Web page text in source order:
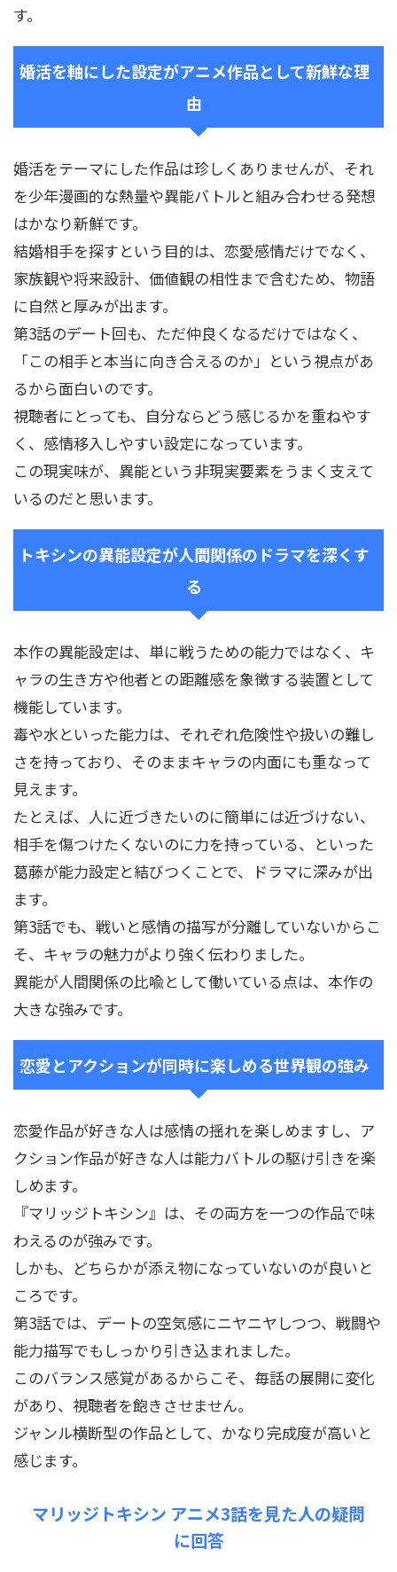
す。
婚活を軸にした設定がアニメ作品として新鮮な理
由
婚活をテーマにした作品は珍しくありませんが、それ
を少年漫画的な熱量や異能バトルと組み合わせる発想
はかなり新鮮です。
結婚相手を探すという目的は、恋愛感情だけでなく、
家族観や将来設計、価値観の相性まで含むため、物語
に自然と厚みが出ます。
第3話のデート回も、ただ仲良くなるだけではなく、
「この相手と本当に向き合えるのか」という視点があ
るから面白いのです。
視聴者にとっても、自分ならどう感じるかを重ねやす
く、感情移入しやすい設定になっています。
この現実味が、異能という非現実要素をうまく支えて
いるのだと思います。
トキシンの異能設定が人間関係のドラマを深くす
る
本作の異能設定は、単に戦うための能力ではなく、キ
ャラの生き方や他者との距離感を象徴する装置として
機能しています。
毒や水といった能力は、それぞれ危険性や扱いの難し
さを持っており、そのままキャラの内面にも重なって
見えます。
たとえば、人に近づきたいのに簡単には近づけない、
相手を傷つけたくないのに力を持っている、といった
葛藤が能力設定と結びつくことで、ドラマに深みが出
ます。
第3話でも、戦いと感情の描写が分離していないからこ
そ、キャラの魅力がより強く伝わりました。
異能が人間関係の比喩として働いている点は、本作の
大きな強みです。
恋愛とアクションが同時に楽しめる世界観の強み
恋愛作品が好きな人は感情の揺れを楽しめますし、ア
クション作品が好きな人は能力バトルの駆け引きを楽
しめます。
『マリッジトキシン』は、その両方を一つの作品で味
わえるのが強みです。
しかも、どちらかが添え物になっていないのが良いと
ころです。
第3話では、デートの空気感にニヤニヤしつつ、戦闘や
能力描写でもしっかり引き込まれました。
このバランス感覚があるからこそ、毎話の展開に変化
があり、視聴者を飽きさせません。
ジャンル横断型の作品として、かなり完成度が高いと
感じます。
マリッジトキシン アニメ3話を見た人の疑問
に回答